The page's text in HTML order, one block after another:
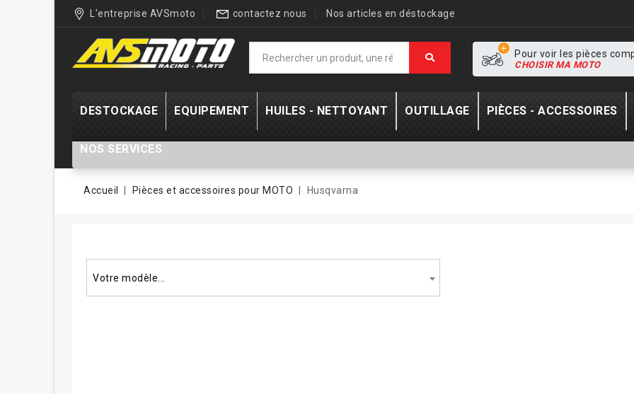
L'entreprise AVSmoto contactez nous Nos articles en déstockage
Pour voir les pièces
CHOISIR MA MOTO
DESTOCKAGE EQUIPEMENT HUILES - NETTOYANT OUTILLAGE PIÈCES - ACCESSOIRES
NOS SERVICES
Accueil Pièces et accessoires pour MOTO Husqvarna
Votre modèle...